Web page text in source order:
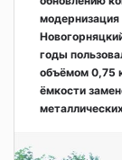
модернизация
годы
объёмом 0,75
ёмкости